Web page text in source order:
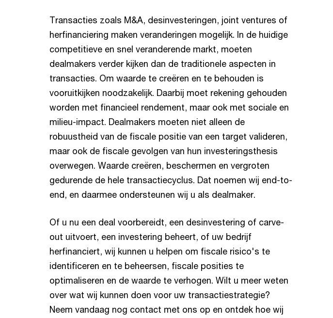
Transacties zoals M&A, desinvesteringen, joint ventures of
herfinanciering maken veranderingen mogelijk. In de huidige
competitieve en snel veranderende markt, moeten
dealmakers verder kijken dan de traditionele aspecten in
transacties. Om waarde te creëren en te behouden is
vooruitkijken noodzakelijk. Daarbij moet rekening gehouden
worden met financieel rendement, maar ook met sociale en
milieu-impact. Dealmakers moeten niet alleen de
robuustheid van de fiscale positie van een target valideren,
maar ook de fiscale gevolgen van hun investeringsthesis
overwegen. Waarde creëren, beschermen en vergroten
gedurende de hele transactiecyclus. Dat noemen wij end-to-
end, en daarmee ondersteunen wij u als dealmaker.
Of u nu een deal voorbereidt, een desinvestering of carve-
out uitvoert, een investering beheert, of uw bedrijf
herfinanciert, wij kunnen u helpen om fiscale risico's te
identificeren en te beheersen, fiscale posities te
optimaliseren en de waarde te verhogen. Wilt u meer weten
over wat wij kunnen doen voor uw transactiestrategie?
Neem vandaag nog contact met ons op en ontdek hoe wij